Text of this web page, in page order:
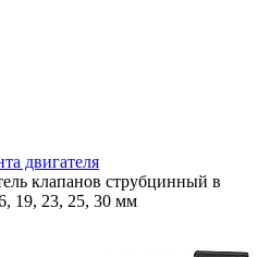
двигателя
клапанов струбцинный в
19, 23, 25, 30 мм